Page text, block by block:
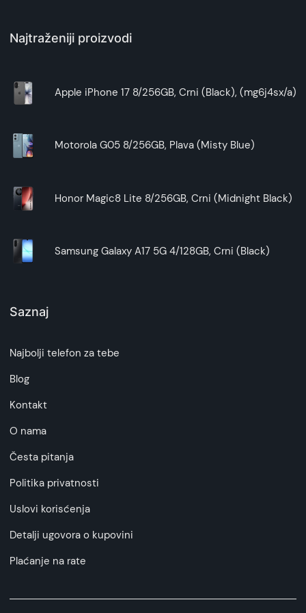
Najtraženiji proizvodi
Apple iPhone 17 8/256GB, Crni (Black), (mg6j4sx/a)
Motorola G05 8/256GB, Plava (Misty Blue)
Honor Magic8 Lite 8/256GB, Crni (Midnight Black)
Samsung Galaxy A17 5G 4/128GB, Crni (Black)
Saznaj
Najbolji telefon za tebe
Blog
Kontakt
O nama
Česta pitanja
Politika privatnosti
Uslovi korisćenja
Detalji ugovora o kupovini
Plaćanje na rate